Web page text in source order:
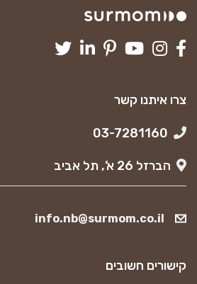
צרו איתנו קשר
הברזל 26 א’, תל אביב
info.nb@surmom.co.il
קישורים חשובים